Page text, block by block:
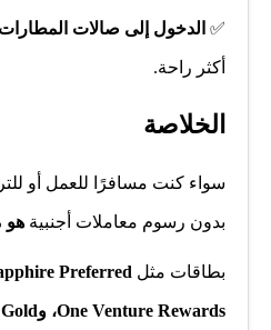
✅ الدخول إلى صالات
أكثر راحة.
الخلاصة
سواء كنت مسافرًا للعمل أو
بدون رسوم معاملات أجنبية هو
بطاقات مثل
One Venture Rewards، وAmerican Express Gold